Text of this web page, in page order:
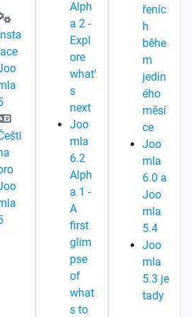
Alph
a 2 -
Expl
ore
what'
s
next
Joo
mla
6.2
Alph
a 1 -
A
first
glim
pse
of
what
s to
řeníc
h
běhe
m
jedin
ého
měsí
ce
Joo
mla
6.0 a
Joo
mla
5.4
Joo
mla
5.3 je
tady